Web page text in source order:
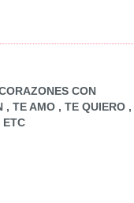
CON
, TE AMO , TE QUIERO ,
ETC